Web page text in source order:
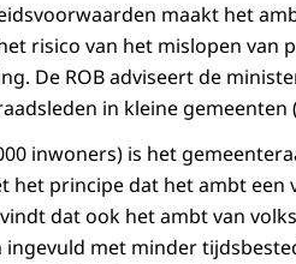
maakt het
risico van het mislopen
De ROB adviseert de
in kleine
inwoners) is het
het principe dat het ambt een
dat ook het ambt van
met minder